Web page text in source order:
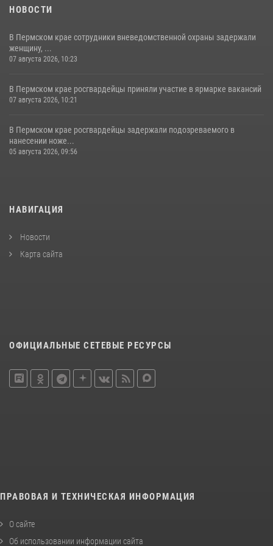
НОВОСТИ
В Пермском крае сотрудники вневедомственной охраны задержали
женщину, ...
07 августа 2026, 10:23
В Пермском крае росгвардейцы приняли участие в ярмарке вакансий
07 августа 2026, 10:21
В Пермском крае росгвардейцы задержали подозреваемого в
нанесении ноже...
05 августа 2026, 09:56
НАВИГАЦИЯ
Новости
Карта сайта
ОФИЦИАЛЬНЫЕ СЕТЕВЫЕ РЕСУРСЫ
ПРАВОВАЯ И ТЕХНИЧЕСКАЯ ИНФОРМАЦИЯ
О сайте
Об использовании информации сайта